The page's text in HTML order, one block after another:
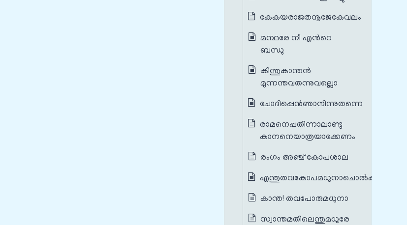
കേകയരാജതനൂജേകേവലം
മന്ഥരേ നീ എന്‍റെ
ബന്ധു
കിന്തുകാന്തന്‍
മുന്നന്തവതന്നുവല്ലൊ
ചോദിപ്പെന്‍ഞാനിന്നുതന്നെ
രാമനെപ്പതിന്നാലാണ്ടു
കാനനെയാത്രയാക്കേണം
രംഗം അഞ്ച് കോപശാല
എന്തുതവകോപമധുനാചൊല്‍കമമ
കാന്ത! തവപോരുമധുനാ
സ്വാന്തമതിലെന്തുമധുരേ